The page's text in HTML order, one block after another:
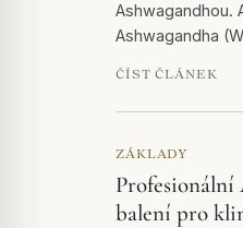
Ashwagandhou.
Ashwagandha
ČÍST ČLÁNEK
ZÁKLADY
Profesionální
balení pro